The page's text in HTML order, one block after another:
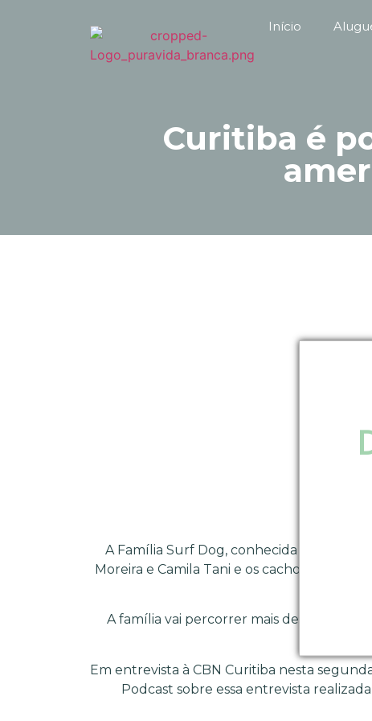
Início
Curitiba é
A Família Surf Dog, conhecida nas redes
Moreira e Camila Tani e os cachorros
A família vai percorrer mais de 12 mil
Em entrevista à CBN Curitiba nesta
Podcast sobre essa entrevista